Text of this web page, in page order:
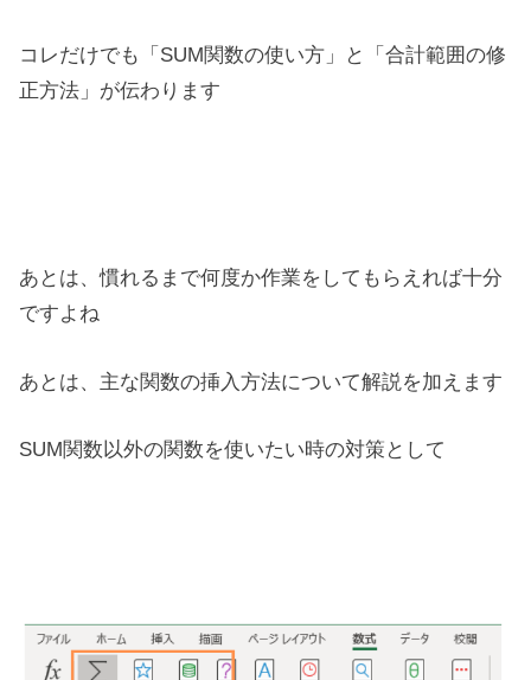
コレだけでも「SUM関数の使い方」と「合計範囲の修
正方法」が伝わります
あとは、慣れるまで何度か作業をしてもらえれば十分
ですよね
あとは、主な関数の挿入方法について解説を加えます
SUM関数以外の関数を使いたい時の対策として